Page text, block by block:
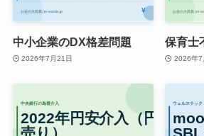
中小企業のDX格差問題
2026年7月21日
保育士
2026年7